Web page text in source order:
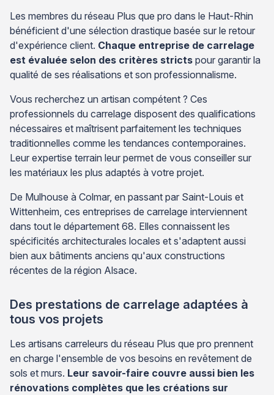
Les membres du réseau Plus que pro dans le Haut-Rhin
bénéficient d'une sélection drastique basée sur le retour
d'expérience client. Chaque entreprise de carrelage
est évaluée selon des critères stricts pour garantir la
qualité de ses réalisations et son professionnalisme.
Vous recherchez un artisan compétent ? Ces
professionnels du carrelage disposent des qualifications
nécessaires et maîtrisent parfaitement les techniques
traditionnelles comme les tendances contemporaines.
Leur expertise terrain leur permet de vous conseiller sur
les matériaux les plus adaptés à votre projet.
De Mulhouse à Colmar, en passant par Saint-Louis et
Wittenheim, ces entreprises de carrelage interviennent
dans tout le département 68. Elles connaissent les
spécificités architecturales locales et s'adaptent aussi
bien aux bâtiments anciens qu'aux constructions
récentes de la région Alsace.
Des prestations de carrelage adaptées à
tous vos projets
Les artisans carreleurs du réseau Plus que pro prennent
en charge l'ensemble de vos besoins en revêtement de
sols et murs. Leur savoir-faire couvre aussi bien les
rénovations complètes que les créations sur